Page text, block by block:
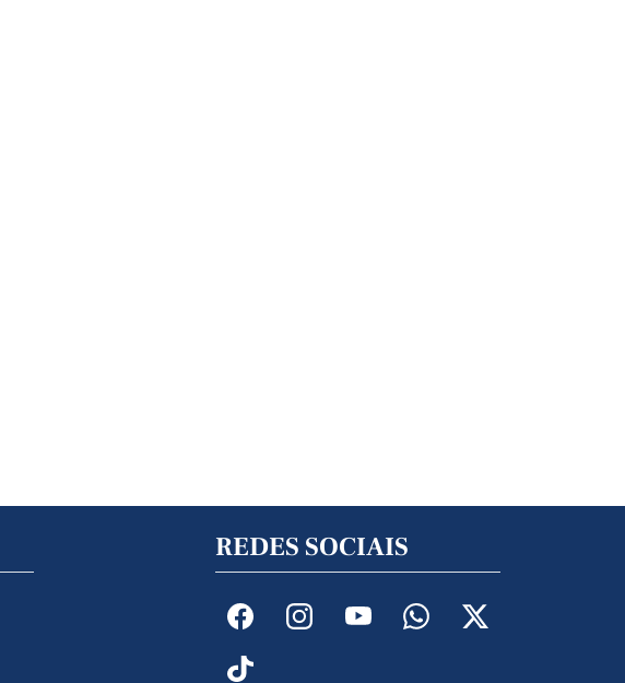
REDES SOCIAIS